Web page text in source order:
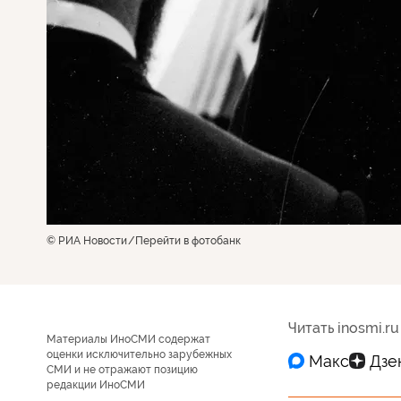
© РИА Новости Перейти в фотобанк
Материалы ИноСМИ содержат
оценки исключительно зарубежных
СМИ и не отражают позицию
редакции ИноСМИ
Читать inosmi.ru